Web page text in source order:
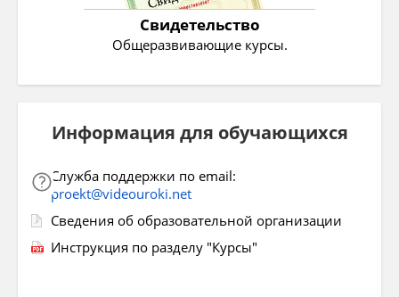
Свидетельство
Общеразвивающие курсы.
Информация для обучающихся
Служба поддержки по email:
proekt@videouroki.net
Сведения об образовательной организации
Инструкция по разделу "Курсы"